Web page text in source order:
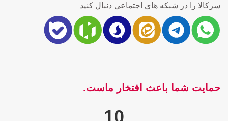
سرکالا را در شبکه های اجتماعی دنبال کنید
حمایت شما باعث افتخار ماست.
10